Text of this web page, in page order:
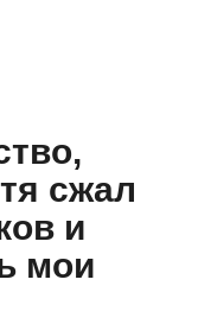
сжал
и
мои